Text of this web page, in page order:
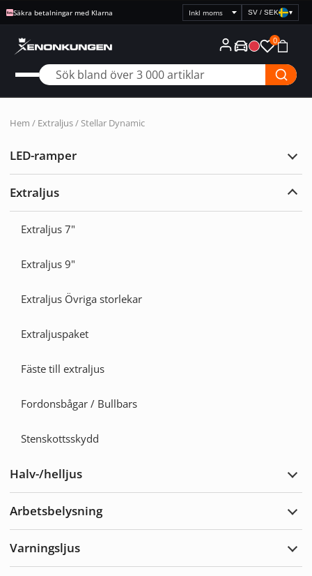
Säkra betalningar med Klarna
Välj
prisvisning
SV / SEK ▾
0
Hem / Extraljus/ Stellar Dynamic
LED-ramper
Extraljus
Extraljus 7"
Extraljus 9"
Extraljus Övriga storlekar
Extraljuspaket
Fäste till extraljus
Fordonsbågar / Bullbars
Stenskottsskydd
Halv-/helljus
Arbetsbelysning
Varningsljus